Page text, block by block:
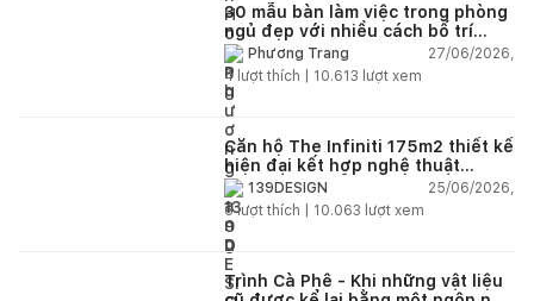
30 mẫu bàn làm việc trong phòng
ngủ đẹp với nhiều cách bố trí
thông minh cho mọi diện tích
Phương Trang
27/06/2026,
4 lượt thích | 10.613 lượt xem
Căn hộ The Infiniti 175m2 thiết kế
hiện đại kết hợp nghệ thuật
Modern Art đầy cảm xúc
139DESIGN
25/06/2026,
6lượt thích | 10.063 lượt xem
Trình Cà Phê - Khi những vật liệu